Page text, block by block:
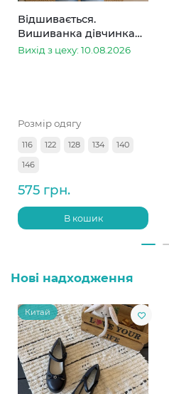
Відшивається.
Вишиванка дівчинка
колоски
Вихід з цеху: 10.08.2026
Розмір одягу
116 122 128 134
140
146
575 грн.
В кошик
Нові надходження
Китай